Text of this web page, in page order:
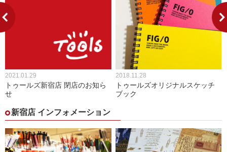
2021.01.29
トゥールズ新宿店 閉店のお知ら
せ
2018.11.28
トゥールズオリジナルスケッチ
ブック
新宿店 インフォメーション